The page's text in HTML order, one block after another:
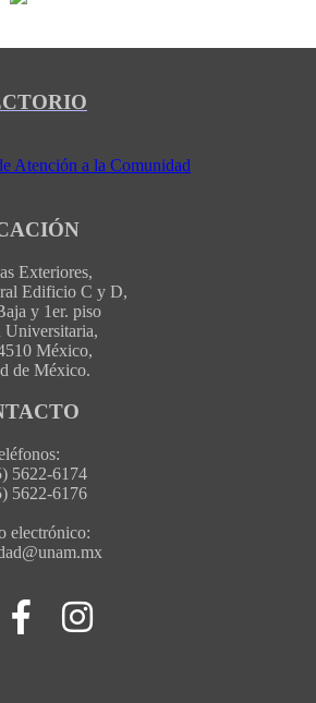
Exteriores,
Edificio C y D,
y 1er. piso
Universitaria,
México,
de México.
5622-6174
5622-6176
electrónico: